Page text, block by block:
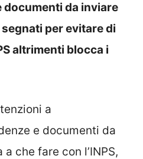
documenti da inviare
per evitare di
altrimenti blocca i
a
e documenti da
che fare con l’INPS,